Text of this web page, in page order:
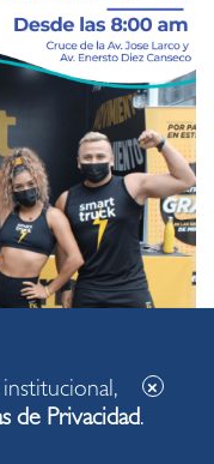
de Privacidad.